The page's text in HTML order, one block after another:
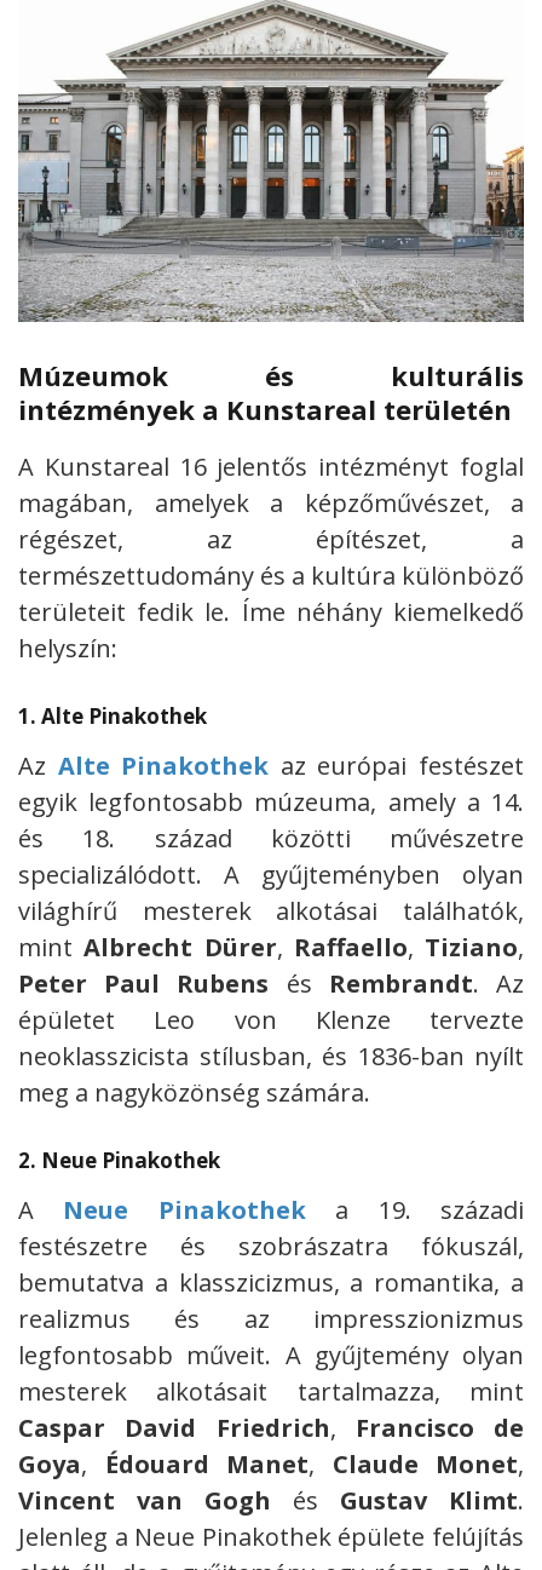
Múzeumok és kulturális
intézmények a Kunstareal területén
A Kunstareal 16 jelentős intézményt foglal
magában, amelyek a képzőművészet, a
régészet, az építészet, a
természettudomány és a kultúra különböző
területeit fedik le. Íme néhány kiemelkedő
helyszín:
1. Alte Pinakothek
Az Alte Pinakothek az európai festészet
egyik legfontosabb múzeuma, amely a 14.
és 18. század közötti művészetre
specializálódott. A gyűjteményben olyan
világhírű mesterek alkotásai találhatók,
mintAlbrecht Dürer, Raffaello, Tiziano,
Peter Paul Rubens és Rembrandt. Az
épületet Leo von Klenze tervezte
neoklasszicista stílusban, és 1836-ban nyílt
meg a nagyközönség számára.
2. Neue Pinakothek
A Neue Pinakotheka 19. századi
festészetre és szobrászatra fókuszál,
bemutatva a klasszicizmus, a romantika, a
realizmus és az impresszionizmus
legfontosabb műveit. A gyűjtemény olyan
mesterek alkotásait tartalmazza, mint
Caspar David Friedrich, Francisco de
Goya, Édouard Manet, Claude Monet,
Vincent van Gogh és Gustav Klimt.
Jelenleg a Neue Pinakothek épülete felújítás